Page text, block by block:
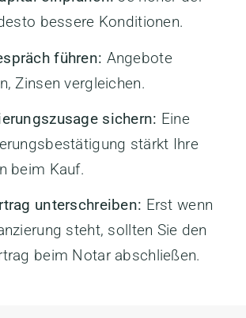
bessere Konditionen.
führen: Angebote
Zinsen vergleichen.
sichern: Eine
stärkt Ihre
beim Kauf.
unterschreiben: Erst wenn
steht, sollten Sie den
beim Notar abschließen.